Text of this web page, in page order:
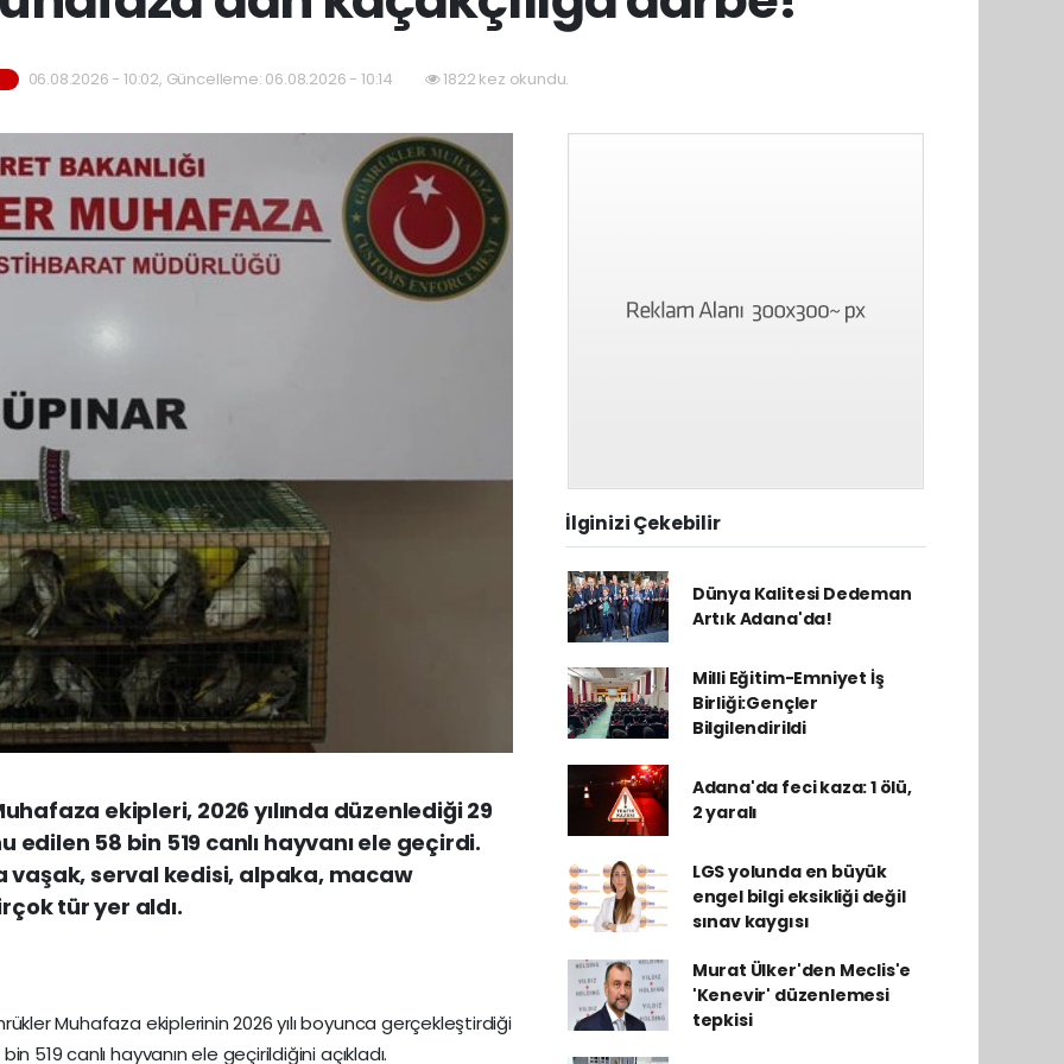
06.08.2026 - 10:02, Güncelleme: 06.08.2026 - 10:14 1822 kez okundu.
ekipleri, 2026 yılında düzenlediği 29
edilen 58 bin 519 canlı hayvanı ele geçirdi.
vaşak, serval kedisi, alpaka, macaw
tür yer aldı.
Muhafaza ekiplerinin 2026 yılı boyunca gerçekleştirdiği
519 canlı hayvanın ele geçirildiğini açıkladı.
İlginizi Çekebilir
Dünya Kalitesi Dedeman
Artık Adana'da!
Milli Eğitim-Emniyet İş
Birliği:Gençler
Bilgilendirildi
Adana'da feci kaza: 1 ölü,
2 yaralı
LGS yolunda en büyük
engel bilgi eksikliği değil
sınav kaygısı
Murat Ülker'den Meclis'e
'Kenevir' düzenlemesi
tepkisi